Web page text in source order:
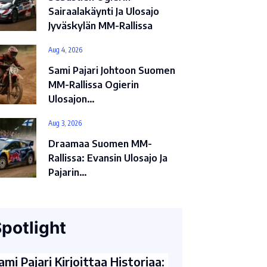
Sairaalakäynti Ja Ulosajo
Jyväskylän MM-Rallissa
Aug 4, 2026
Sami Pajari Johtoon Suomen
MM-Rallissa Ogierin
Ulosajon…
Aug 3, 2026
Draamaa Suomen MM-
Rallissa: Evansin Ulosajo Ja
Pajarin…
Pajari Kirjoittaa Historiaa: